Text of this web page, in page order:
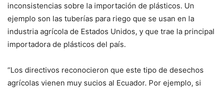
inconsistencias sobre la importación de plásticos. Un
ejemplo son las tuberías para riego que se usan en la
industria agrícola de Estados Unidos, y que trae la principal
importadora de plásticos del país.
“Los directivos reconocieron que este tipo de desechos
agrícolas vienen muy sucios al Ecuador. Por ejemplo, si